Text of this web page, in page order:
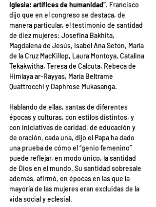
Iglesia: artífices de humanidad”. Francisco
dijo que en el congreso se destaca, de
manera particular, el testimonio de santidad
de diez mujeres: Josefina Bakhita,
Magdalena de Jesús, Isabel Ana Seton, María
de la Cruz MacKillop, Laura Montoya, Catalina
Tekakwitha, Teresa de Calcuta, Rebeca de
Himlaya ar-Rayyas, María Beltrame
Quattrocchi y Daphrose Mukasanga.
Hablando de ellas, santas de diferentes
épocas y culturas, con estilos distintos, y
con iniciativas de caridad, de educación y
de oración, cada una, dijo el Papa ha dado
una prueba de cómo el “genio femenino”
puede reflejar, en modo único, la santidad
de Dios en el mundo. Su santidad sobresale
además, afirmó, en épocas en las que la
mayoría de las mujeres eran excluidas de la
vida social y eclesial.